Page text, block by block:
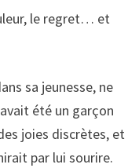
le regret… et
sa jeunesse, ne
été un garçon
joies discrètes, et
par lui sourire.